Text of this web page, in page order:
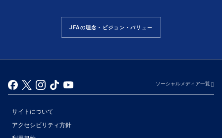
JFAの理念・ビジョン・バリュー
ソーシャルメディア一覧
サイトについて
アクセシビリティ方針